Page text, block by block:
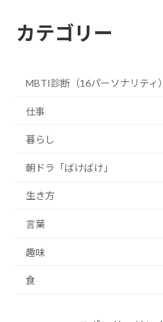
カテゴリー
MBTI診断（16パーソナリティ）
仕事
暮らし
朝ドラ「ばけばけ」
生き方
言葉
趣味
食